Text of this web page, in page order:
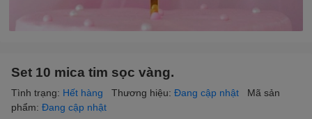
Set 10 mica tim sọc vàng.
Tình trạng: Hết hàng Thương hiệu: Đang cập nhật
Mã sản
phẩm: Đang cập nhật